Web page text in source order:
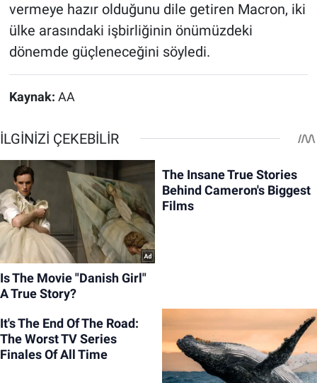
vermeye hazır olduğunu dile getiren Macron, iki
ülke arasındaki işbirliğinin önümüzdeki
dönemde güçleneceğini söyledi.
Kaynak: AA